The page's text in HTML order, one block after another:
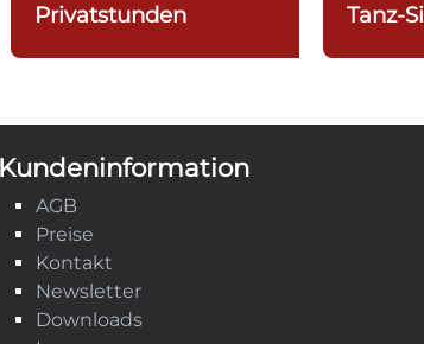
Privatstunden Tanz-
Kundeninformation
AGB
Preise
Kontakt
Newsletter
Downloads